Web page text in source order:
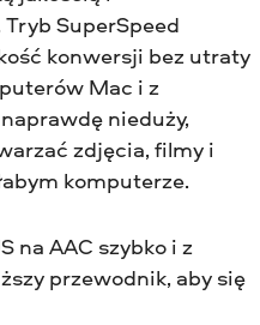
SuperSpeed
konwersji bez utraty
Mac i z
nieduży,
zdjęcia, filmy i
komputerze.
na AAC szybko i z
przewodnik, aby się